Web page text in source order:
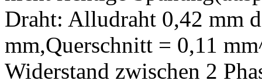
Draht: Alludraht 0,42 mm
mm,Querschnitt = 0,11
Widerstand zwischen 2